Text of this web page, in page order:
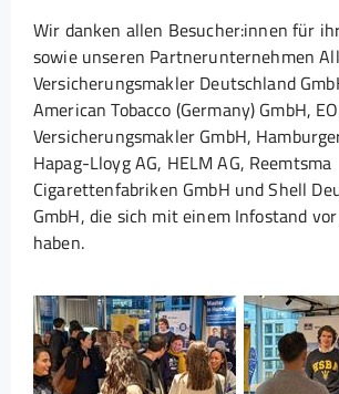
Wir danken allen Besucher:innen für
sowie unseren Partnerunternehmen
Versicherungsmakler Deutschland
American Tobacco (Germany) GmbH,
Versicherungsmakler GmbH,
Hapag-Lloyg AG, HELM AG, Reemtsma
Cigarettenfabriken GmbH und Shell
GmbH, die sich mit einem Infostand
haben.
Show larger version for: Show